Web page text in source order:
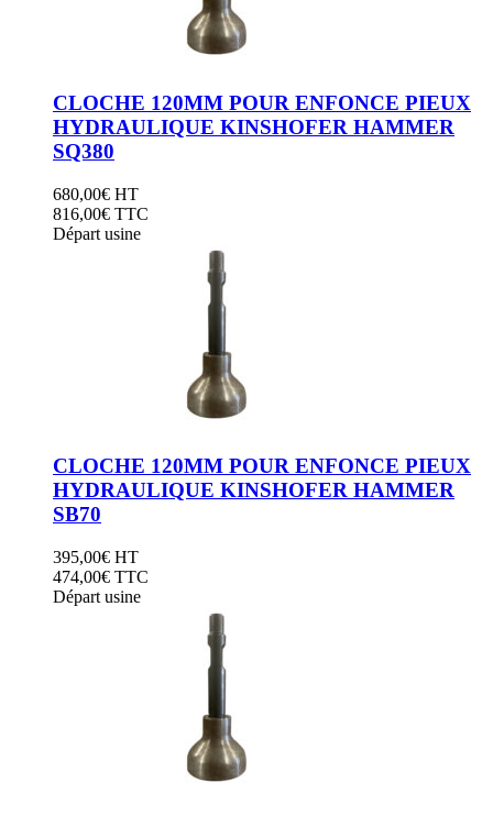
CLOCHE 120MM POUR ENFONCE PIEUX
HYDRAULIQUE KINSHOFER HAMMER
SQ380
680,00€ HT
816,00€ TTC
Départ usine
CLOCHE 120MM POUR ENFONCE PIEUX
HYDRAULIQUE KINSHOFER HAMMER
SB70
395,00€ HT
474,00€ TTC
Départ usine